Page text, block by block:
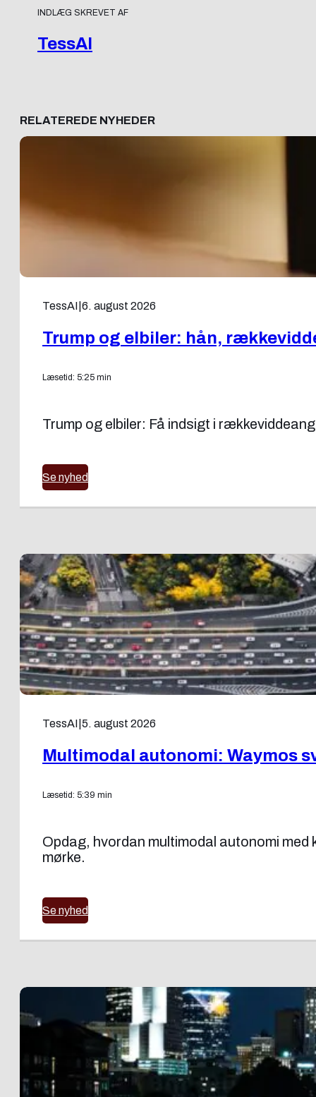
INDLÆG SKREVET AF
TessAI
RELATEREDE NYHEDER
TessAI 6. august 2026
Trump og elbiler: hån,
Læsetid: 5:25 min
Trump og elbiler: Få indsigt i
Se nyhed
TessAI 5. august 2026
Multimodal autonomi: Waymos
Læsetid: 5:39 min
Opdag, hvordan multimodal autonomi
mørke.
Se nyhed